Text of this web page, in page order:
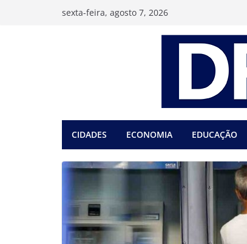
sexta-feira, agosto 7, 2026
CIDADES ECONOMIA EDUCAÇÃO